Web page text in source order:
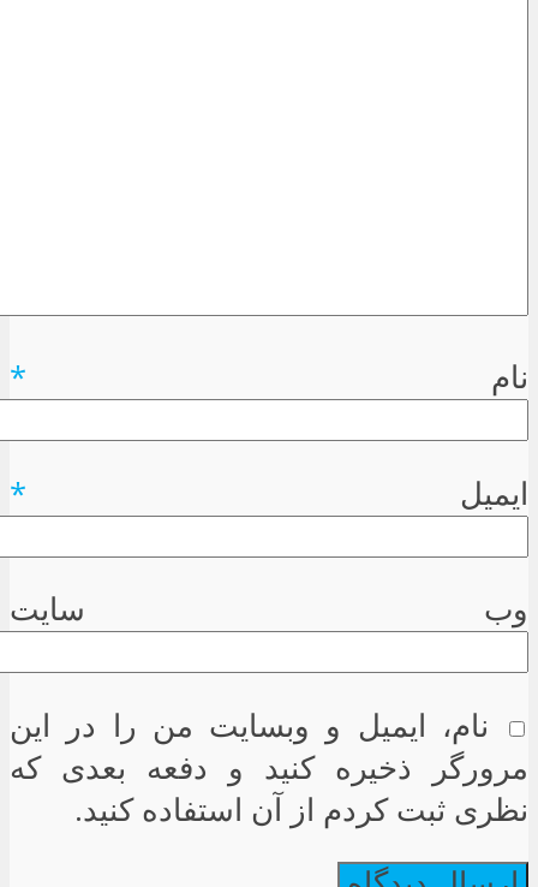
نام *
ایمیل *
وب سایت
نام، ایمیل و وبسایت من را در این
مرورگر ذخیره کنید و دفعه بعدی که
نظری ثبت کردم از آن استفاده کنید.